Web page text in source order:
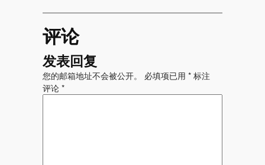
评论
发表回复
您的邮箱地址不会被公开。 必填项已用 *标注
评论 *